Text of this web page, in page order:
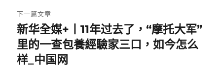
下一篇文章
下
一
篇
新华全媒+丨11年过去了，“摩托大军”
里的一查包養經驗家三口，如今怎么
样_中国网